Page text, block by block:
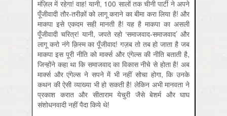
मंज़िल में रहेगा! वाह! यानी, 100 सालों तक चीनी पार्टी ने अपने
पूँजीवादी तौर-तरीक़ों को लागू कराने का बीमा करा लिया है! और
माकपा इसे एकदम सही मानती है! यह है माकपा का असली
पूँजीवादी चरित्र! यानी, जपते रहो ‘समाजवाद-समाजवाद’ और
लागू करो नंगे क़िस्म का पूँजीवाद! गज़ब तो तब हो जाता है जब
माकपा इस पूरी नीति को मार्क्‍स और एंगेल्स की नीति बताती है,
जिन्होंने कहा था कि समाजवाद का विकास नीचे से होता है! अब
मार्क्‍स और एंगेल्स ने सपने में भी नहीं सोचा होगा, कि उनके
कथन की ऐसी व्याख्या भी हो सकती है! लेकिन अभी मानवता ने
प्रकाश करात और सीताराम येचुरी जैसे बेशर्म और घाघ
संशोधनवादी नहीं पैदा किये थे!